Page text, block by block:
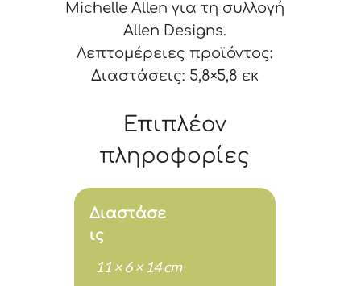
Michelle Allen για τη συλλογή
Allen Designs.
Λεπτομέρειες προϊόντος:
Διαστάσεις: 5,8×5,8 εκ
Επιπλέον
πληροφορίες
Διαστάσε
ις
11 × 6 × 14 cm